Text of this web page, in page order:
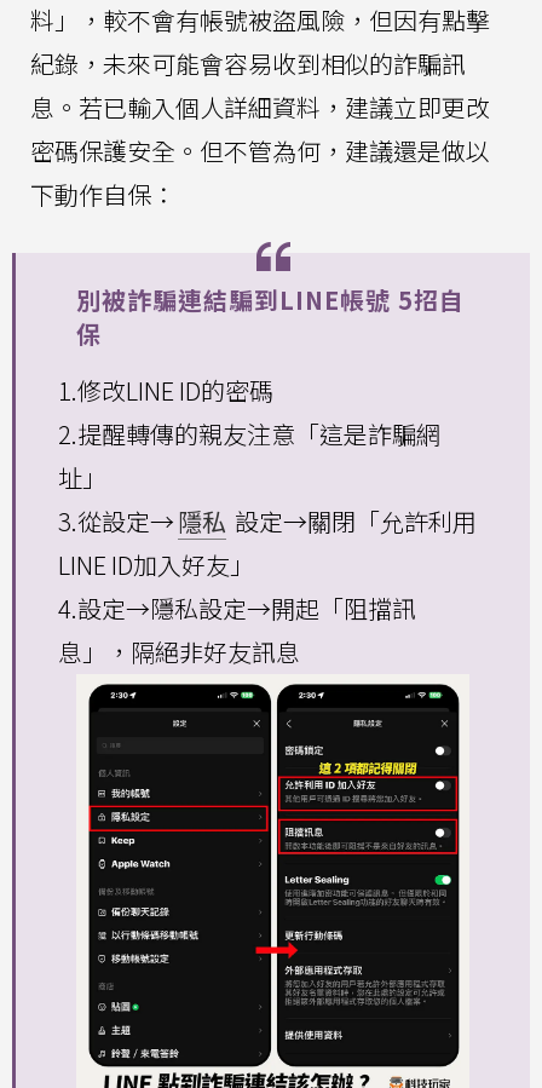
料」，較不會有帳號被盜風險，但因有點擊
紀錄，未來可能會容易收到相似的詐騙訊
息。若已輸入個人詳細資料，建議立即更改
密碼保護安全。但不管為何，建議還是做以
下動作自保：
別被詐騙連結騙到LINE帳號 5招自
保
1.修改LINE ID的密碼
2.提醒轉傳的親友注意「這是詐騙網
址」
3.從設定→隱私 設定→關閉「允許利用
LINE ID加入好友」
4.設定→隱私設定→開起「阻擋訊
息」，隔絕非好友訊息